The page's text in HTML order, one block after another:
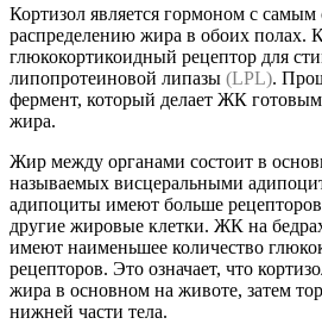
Кортизол является гормоном с
распределению жира в обоих полах.
глюкокортикоидный рецептор для
липопротеиновой липазы (LPL).
фермент, который делает ЖК
жира.
Жир между органами состоит в
называемых висцеральными
адипоциты имеют больше
другие жировые клетки. ЖК на
имеют наименьшее количество
рецепторов. Это означает, что
жира в основном на животе, затем
нижней части тела.